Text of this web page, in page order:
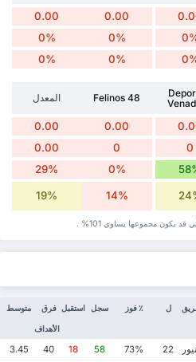
0.00
0.00
0%
0%
0%
0%
Felinos 48 المعدل
0.00
0.00
0
0
0.00
0%
29%
14%
19%
قد ‏يكون مجموعها يساوي 101% .
ل ٪ فوز سجل استقبل فرق
الأهداف
متوسط
22
73%
58
18
40
3.45